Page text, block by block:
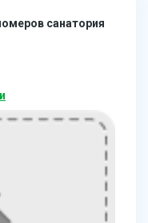
санатория